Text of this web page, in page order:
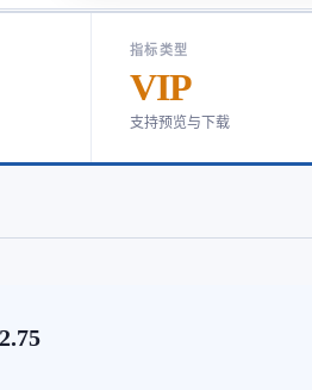
指标类型
VIP
支持预览与下载